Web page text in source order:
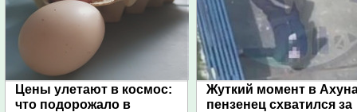
Цены улетают в космос:
что подорожало в
Жуткий момент в
пензенец схватился за